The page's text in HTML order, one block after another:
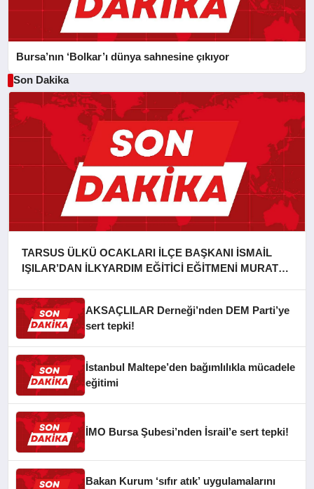
Bursa’nın ‘Bolkar’ı dünya sahnesine çıkıyor
Son Dakika
TARSUS ÜLKÜ OCAKLARI İLÇE BAŞKANI İSMAİL
IŞILAR’DAN İLKYARDIM EĞİTİCİ EĞİTMENİ MURAT
AKSAÇLILAR Derneği’nden DEM Parti’ye
sert tepki!
İstanbul Maltepe’den bağımlılıkla mücadele
eğitimi
İMO Bursa Şubesi’nden İsrail’e sert tepki!
Bakan Kurum ‘sıfır atık’ uygulamalarını